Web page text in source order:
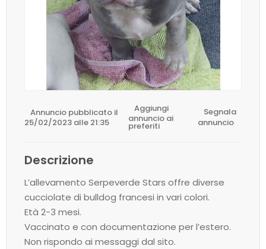
Annuncio pubblicato il
25/02/2023 alle 21:35
Aggiungi
annuncio ai
preferiti
Segnala
annuncio
Descrizione
L’allevamento Serpeverde Stars offre diverse
cucciolate di bulldog francesi in vari colori.
Età 2-3 mesi.
Vaccinato e con documentazione per l’estero.
Non rispondo ai messaggi dal sito.